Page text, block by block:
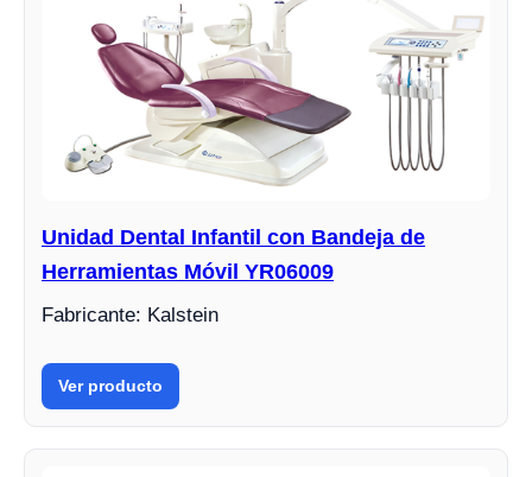
Unidad Dental Infantil con Bandeja de
Herramientas Móvil YR06009
Fabricante: Kalstein
Ver producto